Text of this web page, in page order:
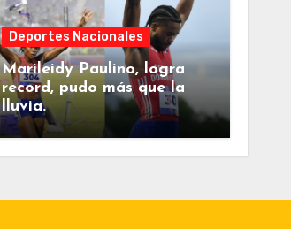
Deportes Nacionales
Marileidy Paulino, logra
record, pudo más que la
lluvia.